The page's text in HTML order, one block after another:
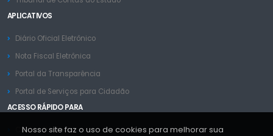
APLICATIVOS
Diário Oficial Eletrônico
Nota Fiscal Eletrônica
Portal da Transparência
Portal de Serviços para Cidadão
ACESSO RÁPIDO PARA
Contas Públicas
Nosso site faz o uso de cookies para melhorar sua